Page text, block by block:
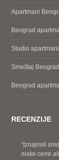
Apartmani
Beograd
Studio
Smeštaj Beograd
Beograd
RECENZIJE
''Iznajmili
niske cene